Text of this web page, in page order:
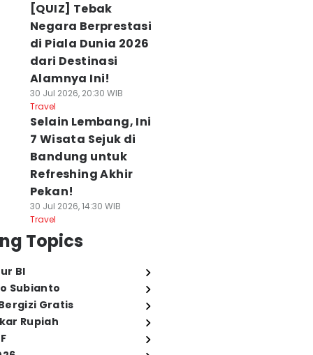
[QUIZ] Tebak
Negara Berprestasi
di Piala Dunia 2026
dari Destinasi
Alamnya Ini!
30 Jul 2026, 20:30 WIB
Travel
Selain Lembang, Ini
7 Wisata Sejuk di
Bandung untuk
Refreshing Akhir
Pekan!
30 Jul 2026, 14:30 WIB
Travel
Topics
BI
Subianto
Gratis
Rupiah